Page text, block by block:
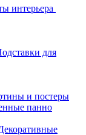
интерьера
для
и постеры
панно